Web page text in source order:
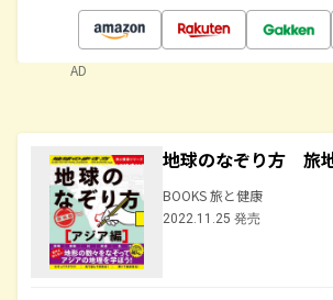
AD
地球のなぞり方 旅
BOOKS 旅と健康
2022.11.25 発売